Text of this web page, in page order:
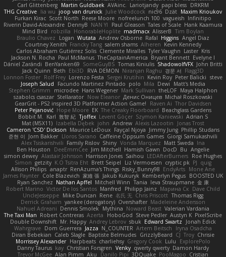
Carl Glittenberg Martin Guldbaek AVAinc. Lariotjandy papi bless DRKRM
THG Creative lia wu joop van drunick Julie Woodcock nic96 Dzät Maxim Krioukov
Furkan Kirac Scott North Reese Moore nofreelunch 100 vagueish Infinitipo
Riverin David-Alexandre DennyB NAN YI Paul Gleason Tales of Scale Hank Kaamura
Mind Bird
robzilla HonorableHoplite madmacx AlisserB Tim Boylan
Braulio Chavez
Logan Wutata Andrew Osborne Rafal Higgins Angel Diaz
Courtney Xenith Francky Tang salem shams Alheren Kevin Kennedy
Carlos Abraham Gutiérrez Solis Clemente Miralles Tyler Vaughn Laster Kris
Jackson N. Rocha Paul McManus TheCaptainAmerica Bryant Bennett Evelyne I
Dániel Zarándi BenYanken69 SomeGuyBS Tomas Kiniulis ShadowolfVFX John Britti
Jack Quinn Beth Ebi3D RVA DEMON Niranjan Raghu 경문 서 Flagg3D
Lonnon Foster Rolf Frey Lorenzo Festa Sergei Krutihin Kevin Roy Peter Balicki steve
Joseph Salud
Facundo Martinez Pintado polo Mila Dewi
Matt's Media
Stephen Grimm
microdee Hans Wegener Mark Sullivan theLOF Maya Halphon
szabolcs csaszar Stellarator Now Eleanor Денис Оницев Michał Roszkowski
GearGrit - PS2 inspired 3D Platformer Action Game!
Raven Ai Thor Davidsen
Peter Pejanović Hope Moore EK The Creaky Floorboard Beachglass Gardens
Bobbit M.
Karl 敦智 紀 Tjoffex Levent Göçer Szymon Kaniewski Adrian S
Mat (M5X11) Izabella Dębek john Andrew Alexis Lazootin
Jonas Trost
Cameron 'CSD' Dickson Maurice LeDoux Fayçal Njoya Jimmy Jung Phillip Studans
준현 이 Jorn Bakker Lloros Sarano Caffeine Oppsum Games Giorgi Samukashvili
Alex Tsiskarishvili Family Rislov Shiny Vonda Marquez Matt Sweda Ina
Ben Houston
DeeEmmCee Jim Mitchell Hamish Gawn DocD Bu Angelie
simon dewey Alastair Johnson Harrison Jones Saihou LEDAfterBurners Roe Hughes
Simon getzity K.O Tsitra Eht Brett Seipel Liz Vermoesen cryptic pk PJ quig
Allison Philips anaptr RenAzuma's Things Risky_Bunny98 EndyArts Mone Ane
James Paynter Cole Blazevich 家維 張 Jakub Kukuryk Kemberlyn Pegus BOOSTED UK
Ryan Sanchez Nathan Apffel Mitchell Winn Tania Ieva Straupmane 金 康
Robert Marino Victor De los Santos Manfred Philipp Jainz Марина Ск Dave Child
UncleJesseppe Mike Duncan Rene 名氏 无 Chris Priscott Thomas Rigg
Derrick Graham yankee (derogatory) Overshafter Madeleine Andersson
Nahuel Adreani Dennis Smolek Mythina Noward Beast Valerian Vardania
The Taxi Man Robert Contreras Azerta HoboGod Steve Pedler Austyn K PixelScribe
Double Downshift Mr. Happy Andrey Lebrov sbuk Edward Swartz
Jonah Edick
Wahrgrave Dom Guerrera Jazza N_COUNTER Artem Beitsch
Iryna Osadcha
Diran Bebekian Caleb Slagle Baptiste Belmudes GrizzlyBeard CJ Troy Chrisie
Morrissey Alexander Harpbeats charliehsy Gregory Cook Lulu
ExplorePolo
Danny Taurus kay Christian Forsgren Venky qwerty qwerty Damon Hardy
Trevor McGee Alan Pimm Aku Danilo Pipi 3DQuake PooMagoo Cristian